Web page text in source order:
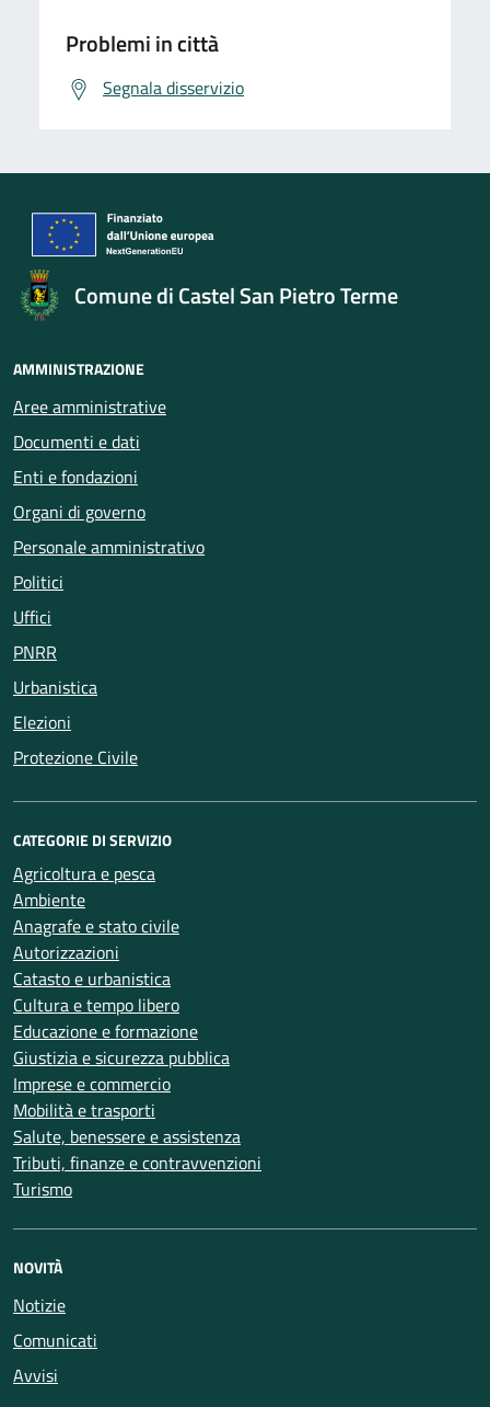
Problemi in città
Segnala disservizio
Comune di Castel San Pietro Terme
AMMINISTRAZIONE
Aree amministrative
Documenti e dati
Enti e fondazioni
Organi di governo
Personale amministrativo
Politici
Uffici
PNRR
Urbanistica
Elezioni
Protezione Civile
CATEGORIE DI SERVIZIO
Agricoltura e pesca
Ambiente
Anagrafe e stato civile
Autorizzazioni
Catasto e urbanistica
Cultura e tempo libero
Educazione e formazione
Giustizia e sicurezza pubblica
Imprese e commercio
Mobilità e trasporti
Salute, benessere e assistenza
Tributi, finanze e contravvenzioni
Turismo
NOVITÀ
Notizie
Comunicati
Avvisi